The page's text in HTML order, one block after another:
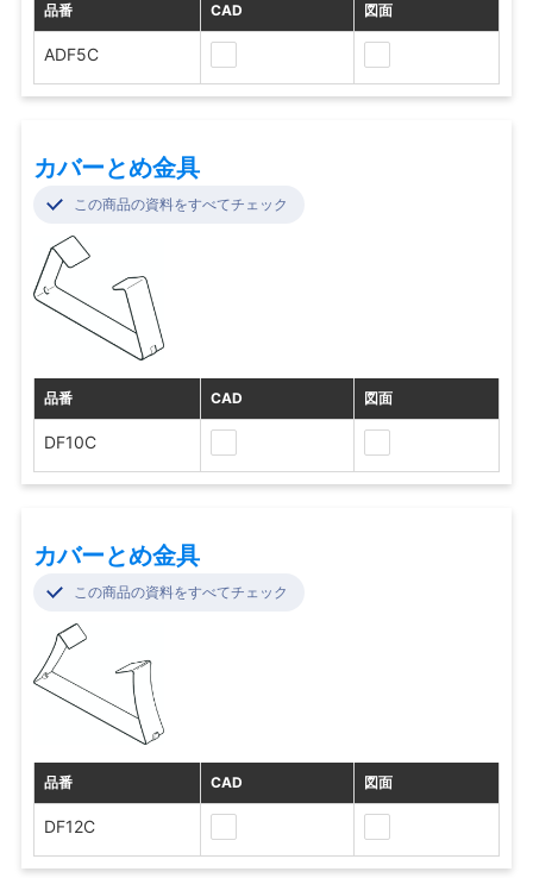
品番 CAD 図面
ADF5C
カバーとめ金具
この商品の資料をすべてチェック
品番 CAD 図面
DF10C
カバーとめ金具
この商品の資料をすべてチェック
品番 CAD 図面
DF12C